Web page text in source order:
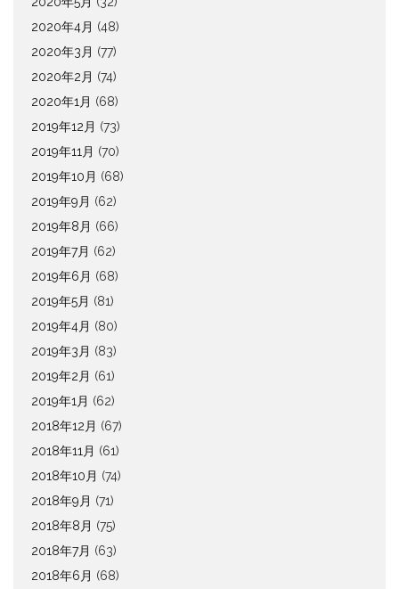
2020年4月 (48)
2020年3月 (77)
2020年2月 (74)
2020年1月 (68)
2019年12月 (73)
2019年11月 (70)
2019年10月 (68)
2019年9月 (62)
2019年8月 (66)
2019年7月 (62)
2019年6月 (68)
2019年5月 (81)
2019年4月 (80)
2019年3月 (83)
2019年2月 (61)
2019年1月 (62)
2018年12月 (67)
2018年11月 (61)
2018年10月 (74)
2018年9月 (71)
2018年8月 (75)
2018年7月 (63)
2018年6月 (68)